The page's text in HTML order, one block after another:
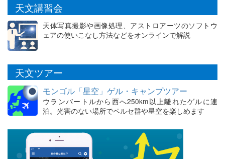
天文講習会
天体写真撮影や画像処理、アストロアーツのソフトウ
ェアの使いこなし方法などをオンラインで解説
天文ツアー
モンゴル「星空」ゲル・キャンプツアー
ウランバートルから西へ250km以上離れたゲルに連
泊。光害のない場所でペルセ群や星空を楽しめます